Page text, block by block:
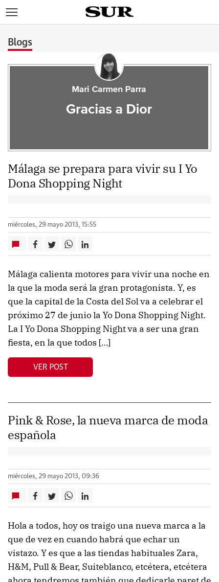
Blogs
Mari Carmen Parra
Gracias a Dior
Málaga se prepara para vivir su I Yo
Dona Shopping Night
miércoles, 29 mayo 2013, 15:55
Málaga calienta motores para vivir una noche en
la que la moda será la gran protagonista. Y, es
que la capital de la Costa del Sol va a celebrar el
próximo 27 de junio la Yo Dona Shopping Night.
La I Yo Dona Shopping Night va a ser una gran
fiesta, en la que todos […]
VER POST
Pink & Rose, la nueva marca de moda
española
miércoles, 29 mayo 2013, 09:36
Hola a todos, hoy os traigo una nueva marca a la
que de vez en cuando habrá que echar un
vistazo. Y es que a las tiendas habituales Zara,
H&M, Pull & Bear, Suiteblanco, etcétera, etcétera